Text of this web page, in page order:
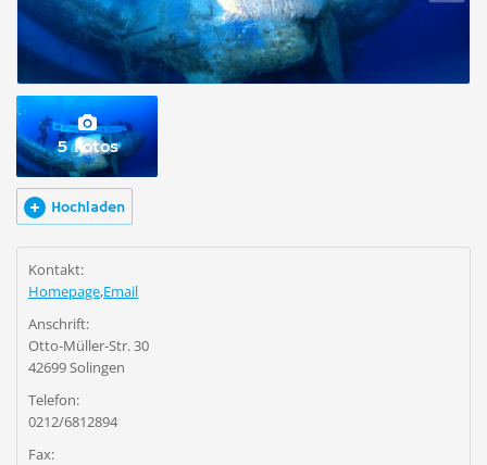
5 Fotos
Hochladen
Kontakt:
Homepage,Email
Anschrift:
Otto-Müller-Str. 30
42699 Solingen
Telefon:
0212/6812894
Fax: